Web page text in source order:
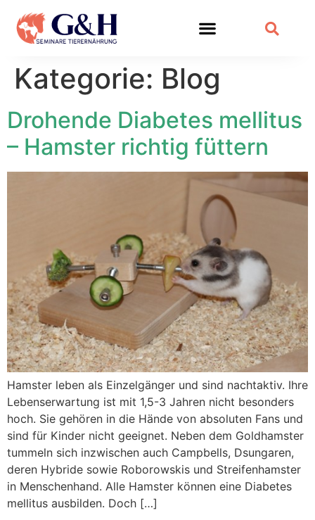
Kategorie: Blog
Drohende Diabetes mellitus
– Hamster richtig füttern
Hamster leben als Einzelgänger und sind nachtaktiv. Ihre
Lebenserwartung ist mit 1,5-3 Jahren nicht besonders
hoch. Sie gehören in die Hände von absoluten Fans und
sind für Kinder nicht geeignet. Neben dem Goldhamster
tummeln sich inzwischen auch Campbells, Dsungaren,
deren Hybride sowie Roborowskis und Streifenhamster
in Menschenhand. Alle Hamster können eine Diabetes
mellitus ausbilden. Doch […]